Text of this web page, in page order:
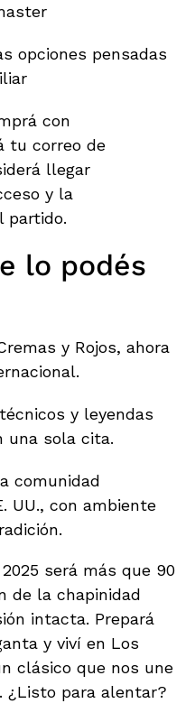
opciones pensadas
con
tu correo de
llegar
y la
partido.
lo podés
y Rojos, ahora
y leyendas
una sola cita.
comunidad
UU., con ambiente
será más que 90
de la chapinidad
intacta. Prepará
y viví en Los
clásico que nos une
¿Listo para alentar?